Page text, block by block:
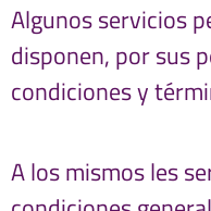
Algunos servicios
disponen, por sus
condiciones y
A los mismos les